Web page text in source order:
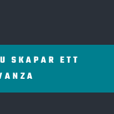
SKAPAR ETT